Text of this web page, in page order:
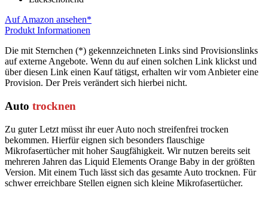
Auf Amazon ansehen*
Produkt Informationen
Die mit Sternchen (*) gekennzeichneten Links sind Provisionslinks
auf externe Angebote. Wenn du auf einen solchen Link klickst und
über diesen Link einen Kauf tätigst, erhalten wir vom Anbieter eine
Provision. Der Preis verändert sich hierbei nicht.
Auto trocknen
Zu guter Letzt müsst ihr euer Auto noch streifenfrei trocken
bekommen. Hierfür eignen sich besonders flauschige
Mikrofasertücher mit hoher Saugfähigkeit. Wir nutzen bereits seit
mehreren Jahren das Liquid Elements Orange Baby in der größten
Version. Mit einem Tuch lässt sich das gesamte Auto trocknen. Für
schwer erreichbare Stellen eignen sich kleine Mikrofasertücher.